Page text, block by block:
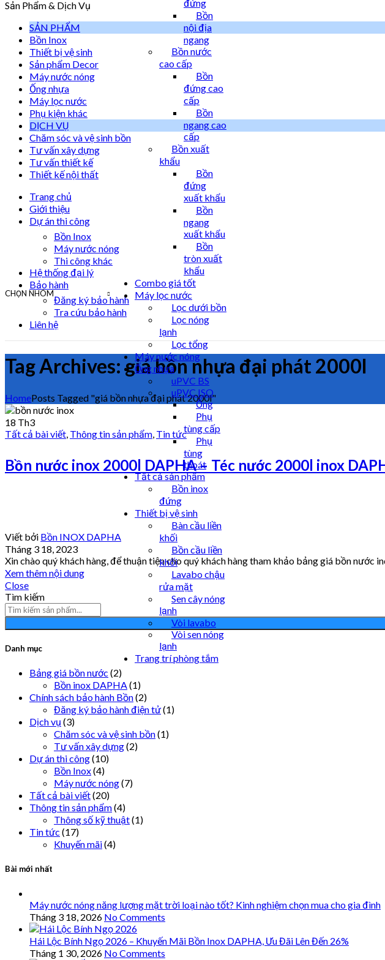
CHỌN NHÓM
đứng
Bồn
nội địa
ngang
Bồn nước
cao cấp
Bồn
đứng cao
cấp
Bồn
ngang cao
cấp
Bồn xuất
khẩu
Bồn
đứng
xuất khẩu
Bồn
ngang
xuất khẩu
Bồn
tròn xuất
khẩu
Combo giá tốt
Máy lọc nước
Lọc dưới bồn
Lọc nóng
lạnh
Lọc tổng
Máy nước nóng
Ống nhựa
uPVC BS
uPVC ISO
Ống
Phụ
tùng cấp
Phụ
tùng
thoát
Tất cả sản phẩm
Bồn inox
đứng
Thiết bị vệ sinh
Bàn cầu liền
khối
Bồn cầu liền
khối
Lavabo chậu
rửa mặt
Sen cây nóng
lạnh
Vòi lavabo
Vòi sen nóng
lạnh
Trang trí phòng tắm
Sản Phẩm & Dịch Vụ
SẢN PHẨM
Bồn Inox
Thiết bị vệ sinh
Sản phẩm Decor
Máy nước nóng
Ống nhựa
Máy lọc nước
Phụ kiện khác
DỊCH VỤ
Chăm sóc và vệ sinh bồn
Tư vấn xây dựng
Tư vấn thiết kế
Thiết kế nội thất
Trang chủ
Giới thiệu
Dự án thi công
Bồn Inox
Máy nước nóng
Thi công khác
Hệ thống đại lý
Bảo hành
Đăng ký bảo hành
Tra cứu bảo hành
Liên hệ
Tag Archives: giá bồn nhựa đại phát 2000l
HomePosts Tagged "giá bồn nhựa đại phát 2000l"
18 Th3
Tất cả bài viết Thông tin sản phẩm Tin tức
Bồn nước inox 2000l DAPHA – Téc nước 2000l inox
Viết bởi Bồn INOX DAPHA
Tháng 3 18, 2023
Xin chào quý khách hàng, để thuận tiện cho quý khách hàng tham khảo bảng giá bồn nước
Xem thêm nội dung
Close
Tìm kiếm
Danh mục
Bảng giá bồn nước (2)
Bồn inox DAPHA(1)
Chính sách bảo hành Bồn(2)
Đăng ký bảo hành điện tử(1)
Dịch vụ (3)
Chăm sóc và vệ sinh bồn(1)
Tư vấn xây dựng(2)
Dự án thi công(10)
Bồn Inox(4)
Máy nước nóng(7)
Tất cả bài viết(20)
Thông tin sản phẩm(4)
Thông số kỹ thuật(1)
Tin tức (17)
Khuyến mãi(4)
Bài mới nhất
Máy nước nóng năng lượng mặt trời loại nào tốt? Kinh nghiệm chọn mua cho gia đình
Tháng 3 18, 2026 No Comments
Hái Lộc Bính Ngọ 2026 – Khuyến Mãi Bồn Inox DAPHA, Ưu Đãi Lên Đến 26%
Tháng 1 30, 2026 No Comments